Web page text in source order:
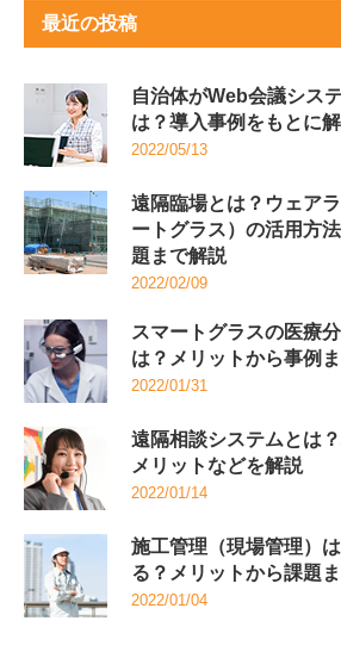
最近の投稿
自治体がWeb会議シス
は？導入事例をもとに
2022/05/13
遠隔臨場とは？ウェア
ートグラス）の活用方
題まで解説
2022/02/09
スマートグラスの医療
は？メリットから事例
2022/01/31
遠隔相談システムとは
メリットなどを解説
2022/01/14
施工管理（現場管理）
る？メリットから課題
2022/01/04